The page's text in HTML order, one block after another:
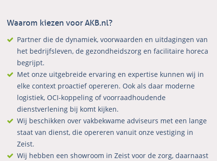
hoofdmenu
Waarom kiezen voor AKB.nl?
Partner die de dynamiek, voorwaarden en uitdagingen van
het bedrijfsleven, de gezondheidszorg en facilitaire horeca
begrijpt.
Met onze uitgebreide ervaring en expertise kunnen wij in
elke context proactief opereren. Ook als daar moderne
logistiek, OCI-koppeling of voorraadhoudende
dienstverlening bij komt kijken.
Wij beschikken over vakbekwame adviseurs met een lange
staat van dienst, die opereren vanuit onze vestiging in
Zeist.
Wij hebben een showroom in Zeist voor de zorg, daarnaast